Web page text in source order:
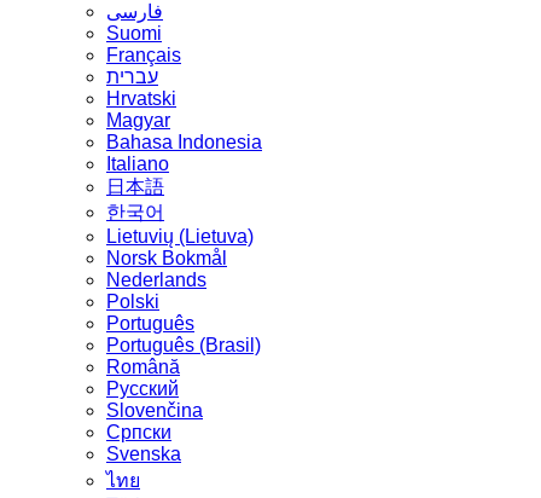
فارسی
Suomi
Français
עברית
Hrvatski
Magyar
Bahasa Indonesia
Italiano
日本語
한국어
Lietuvių (Lietuva)
‪Norsk Bokmål‬
Nederlands
Polski
Português
Português (Brasil)
Română
Русский
Slovenčina
Српски
Svenska
ไทย